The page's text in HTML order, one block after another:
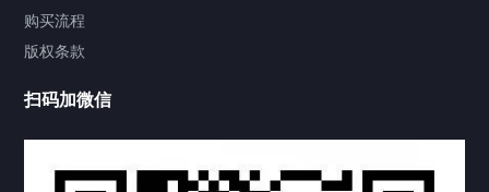
视频中心
上海东方公证处海牙认证
购买流程
版权条款
扫码加微信